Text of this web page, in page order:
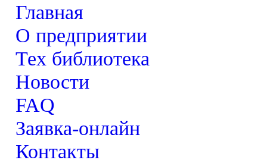
Главная
О предприятии
Тех библиотека
Новости
FAQ
Заявка-онлайн
Контакты